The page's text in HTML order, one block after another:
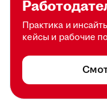
Практика и
кейсы и рабочие